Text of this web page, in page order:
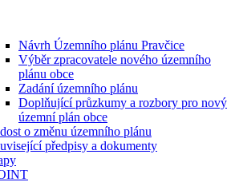
Návrh Územního plánu Pravčice
Výběr zpracovatele nového územního
plánu obce
Zadání územního plánu
Doplňující průzkumy a rozbory pro nový
územní plán obce
o změnu územního plánu
předpisy a dokumenty